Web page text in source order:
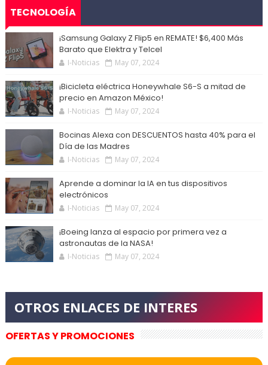
TECNOLOGÍA
¡Samsung Galaxy Z Flip5 en REMATE! $6,400 Más
Barato que Elektra y Telcel
I-Noticias May 07, 2024
¡Bicicleta eléctrica Honeywhale S6-S a mitad de
precio en Amazon México!
I-Noticias May 07, 2024
Bocinas Alexa con DESCUENTOS hasta 40% para el
Día de las Madres
I-Noticias May 07, 2024
Aprende a dominar la IA en tus dispositivos
electrónicos
I-Noticias May 07, 2024
¡Boeing lanza al espacio por primera vez a
astronautas de la NASA!
I-Noticias May 07, 2024
OFERTAS Y PROMOCIONES